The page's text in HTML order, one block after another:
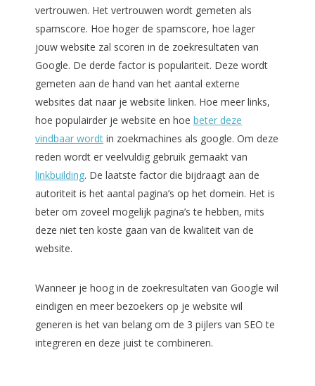
vertrouwen. Het vertrouwen wordt gemeten als
spamscore. Hoe hoger de spamscore, hoe lager
jouw website zal scoren in de zoekresultaten van
Google. De derde factor is populariteit. Deze wordt
gemeten aan de hand van het aantal externe
websites dat naar je website linken. Hoe meer links,
hoe populairder je website en hoe beter deze
vindbaar wordt in zoekmachines als google. Om deze
reden wordt er veelvuldig gebruik gemaakt van
linkbuilding. De laatste factor die bijdraagt aan de
autoriteit is het aantal pagina’s op het domein. Het is
beter om zoveel mogelijk pagina’s te hebben, mits
deze niet ten koste gaan van de kwaliteit van de
website.
Wanneer je hoog in de zoekresultaten van Google wil
eindigen en meer bezoekers op je website wil
generen is het van belang om de 3 pijlers van SEO te
integreren en deze juist te combineren.